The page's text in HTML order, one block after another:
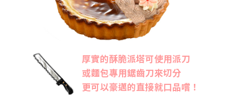
厚實的酥脆派塔可使用派刀
或麵包專用鋸齒刀來切分
更可以豪邁的直接就口品嚐！